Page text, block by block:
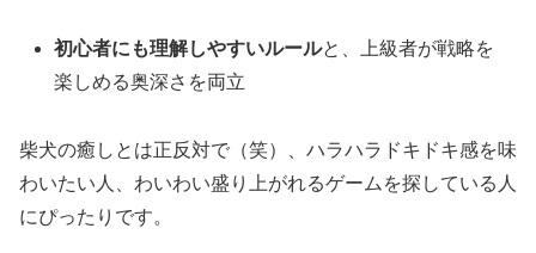
初心者にも理解しやすいルールと、上級者が戦略を
楽しめる奥深さを両立
柴犬の癒しとは正反対で（笑）、ハラハラドキドキ感を味
わいたい人、わいわい盛り上がれるゲームを探している人
にぴったりです。